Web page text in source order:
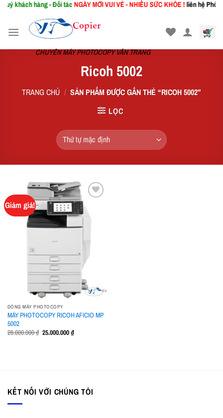
Skip
content
khách hàng - Đối tácNGÀY MỚIVUI VẺ - NHIỀU SỨC KHỎE !liên hệ Phòng
CHUYÊN MÁY PHOTOCOPY VÂN TRANG
Ricoh 5002
TRANG CHỦ / SẢN PHẨM ĐƯỢC GẮN THẺ “RICOH 5002”
LỌC
Giảm giá!
DÒNG MÁY PHOTOCOPY
MÁY PHOTOCOPY RICOH AFICIO MP
5002
26.000.000₫ Giá
25.000.000₫Giá
hiện
KẾT NỐI VỚI CHÚNG TÔI